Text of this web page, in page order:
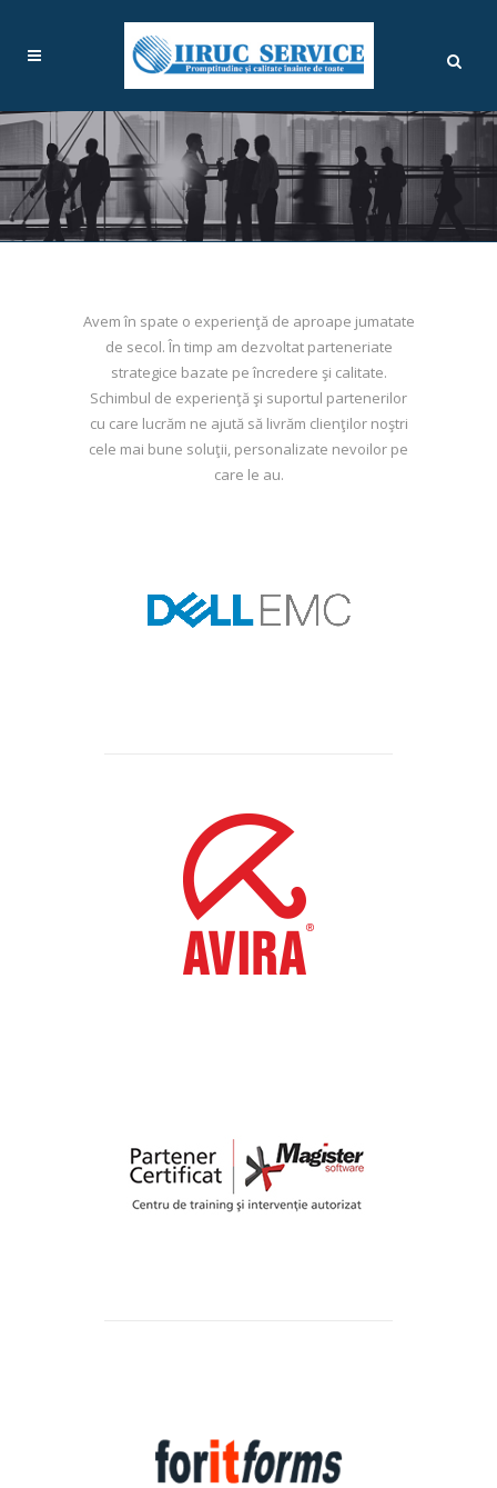
Avem în spate o experienţă de aproape jumatate
de secol. În timp am dezvoltat parteneriate
strategice bazate pe încredere şi calitate.
Schimbul de experienţă şi suportul partenerilor
cu care lucrăm ne ajută să livrăm clienţilor noştri
cele mai bune soluţii, personalizate nevoilor pe
care le au.